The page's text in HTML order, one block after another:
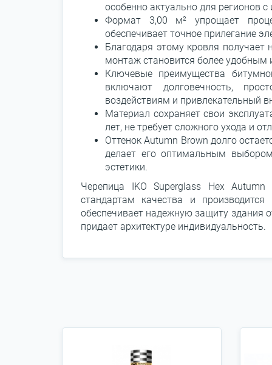
особенно актуально для регионов
Формат 3,00 м² упрощает
обеспечивает точное прилегание
Благодаря этому кровля
монтаж становится более
Ключевые преимущества
включают долговечность,
воздействиям и привлекательный
Материал сохраняет свои
лет, не требует сложного ухода и
Оттенок Autumn Brown долго
делает его оптимальным
эстетики.
Черепица IKO Superglass Hex
стандартам качества и
обеспечивает надежную защиту здания
придает архитектуре индивидуальность.